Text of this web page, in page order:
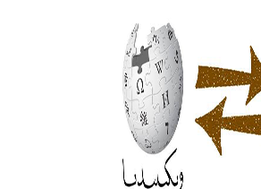
التغذية، ورسالته في جروح الرأس. ويعود
الطب من الدين والفلسفة.
إفراز حيواني يتكون في البحر ويتركب
وهو أحمر أو شديد الحمرة وهو
بكبر الحجم ويسمى الش